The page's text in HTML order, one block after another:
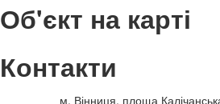
Об'єкт на карті
Контакти
м. Вінниця, площа